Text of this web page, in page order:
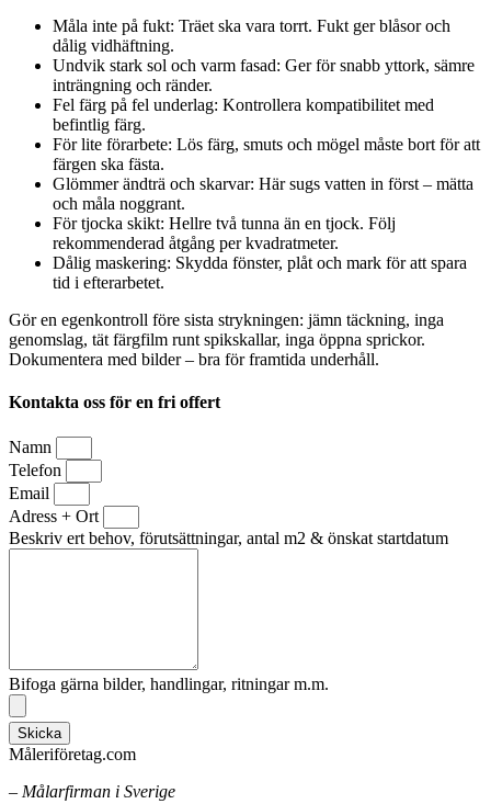
Måla inte på fukt: Träet ska vara torrt. Fukt ger blåsor och
dålig vidhäftning.
Undvik stark sol och varm fasad: Ger för snabb yttork, sämre
inträngning och ränder.
Fel färg på fel underlag: Kontrollera kompatibilitet med
befintlig färg.
För lite förarbete: Lös färg, smuts och mögel måste bort för att
färgen ska fästa.
Glömmer ändträ och skarvar: Här sugs vatten in först – mätta
och måla noggrant.
För tjocka skikt: Hellre två tunna än en tjock. Följ
rekommenderad åtgång per kvadratmeter.
Dålig maskering: Skydda fönster, plåt och mark för att spara
tid i efterarbetet.
Gör en egenkontroll före sista strykningen: jämn täckning, inga
genomslag, tät färgfilm runt spikskallar, inga öppna sprickor.
Dokumentera med bilder – bra för framtida underhåll.
Kontakta oss för en fri offert
Namn
Telefon
Email
Adress + Ort
Beskriv ert behov, förutsättningar, antal m2 & önskat startdatum
Bifoga gärna bilder, handlingar, ritningar m.m.
Skicka
Måleriföretag.com
– Målarfirman i Sverige